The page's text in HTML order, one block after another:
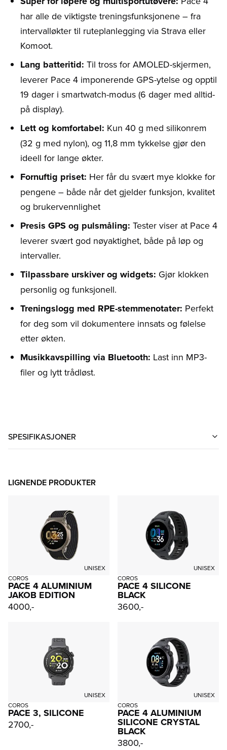
har alle de viktigste treningsfunksjonene – fra
intervalløkter til ruteplanlegging via Strava eller
Komoot.
Lang batteritid: Til tross for AMOLED-skjermen,
leverer Pace 4 imponerende GPS-ytelse og opptil
19 dager i smartwatch-modus (6 dager med alltid-
på display).
Lett og komfortabel: Kun 40 g med silikonrem
(32 g med nylon), og 11,8 mm tykkelse gjør den
ideell for lange økter.
Fornuftig priset: Her får du svært mye klokke for
pengene – både når det gjelder funksjon, kvalitet
og brukervennlighet
Presis GPS og pulsmåling: Tester viser at Pace 4
leverer svært god nøyaktighet, både på løp og
intervaller.
Tilpassbare urskiver og widgets: Gjør klokken
personlig og funksjonell.
Treningslogg med RPE-stemmenotater: Perfekt
for deg som vil dokumentere innsats og følelse
etter økten.
Musikkavspilling via Bluetooth: Last inn MP3-
filer og lytt trådløst.
SPESIFIKASJONER
LIGNENDE PRODUKTER
UNISEX
COROS
PACE 4 ALUMINIUM
JAKOB EDITION
4000,-
UNISEX
COROS
PACE 4 SILICONE
BLACK
3600,-
UNISEX
COROS
PACE 3, SILICONE
2700,-
UNISEX
COROS
PACE 4 ALUMINIUM
SILICONE CRYSTAL
BLACK
3800,-